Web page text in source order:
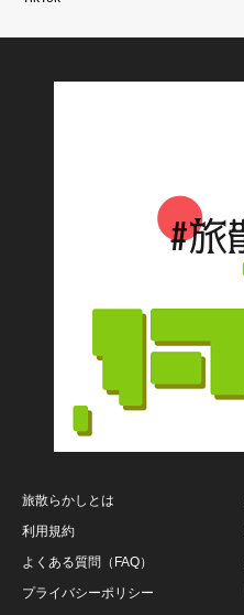
旅散らかしとは
利用規約
よくある質問（FAQ）
プライバシーポリシー